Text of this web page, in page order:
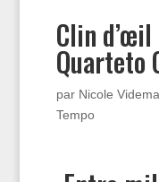
Clin d’œil
Quarteto
par Nicole
Tempo